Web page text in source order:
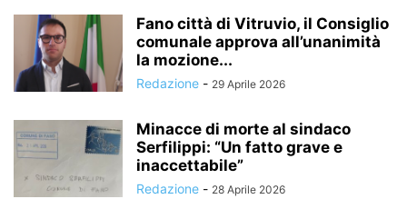
Fano città di Vitruvio, il Consiglio
comunale approva all’unanimità
la mozione...
Redazione - 29 Aprile 2026
Minacce di morte al sindaco
Serfilippi: “Un fatto grave e
inaccettabile”
Redazione - 28 Aprile 2026